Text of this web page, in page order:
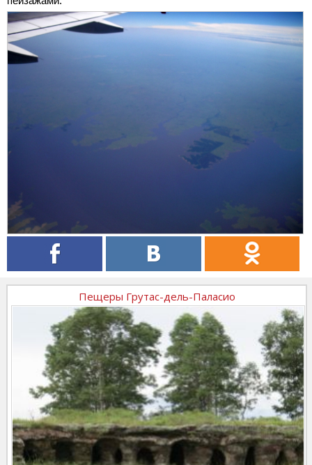
Пещеры Грутас-дель-Паласио